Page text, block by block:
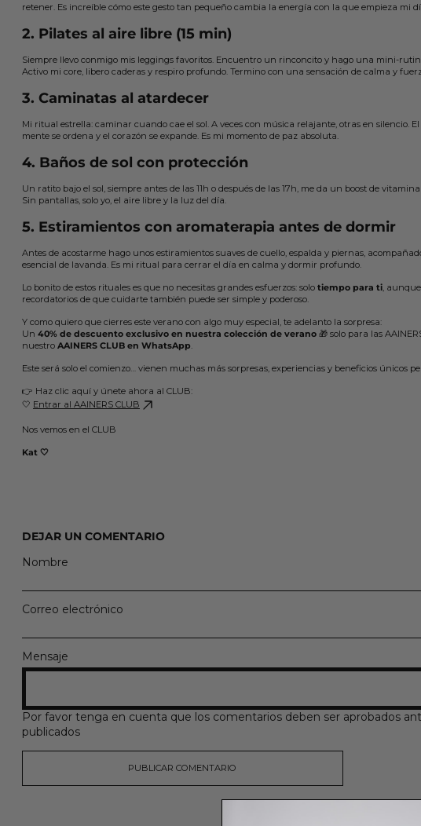
retener. Es increíble cómo este gesto tan pequeño cambia la energía con la que empieza mi
2. Pilates al aire libre (15 min)
Siempre llevo conmigo mis leggings favoritos. Encuentro un rinconcito y hago una mini-
Activo mi core, libero caderas y respiro profundo. Termino con una sensación de calma y
3. Caminatas al atardecer
Mi ritual estrella: caminar cuando cae el sol. A veces con música relajante, otras en silencio.
mente se ordena y el corazón se expande. Es mi momento de paz absoluta.
4. Baños de sol con protección
Un ratito bajo el sol, siempre antes de las 11h o después de las 17h, me da un boost de
Sin pantallas, solo yo, el aire libre y la luz del día.
5. Estiramientos con aromaterapia antes de dormir
Antes de acostarme hago unos estiramientos suaves de cuello, espalda y piernas,
esencial de lavanda. Es mi ritual para cerrar el día en calma y dormir profundo.
Lo bonito de estos rituales es que no necesitas grandes esfuerzos: solo tiempo para ti,
recordatorios de que cuidarte también puede ser simple y poderoso.
Y como quiero que cierres este verano con algo muy especial, te adelanto la sorpresa:
Un 40% de descuento exclusivo en nuestra colección de verano 🎁 solo para las
nuestro AAINERS CLUB en WhatsApp.
Este será solo el comienzo… vienen muchas más sorpresas, experiencias y beneficios únicos
👉 Haz clic aquí y únete ahora al CLUB:
🤍 Entrar al AAINERS CLUB
Nos vemos en el CLUB
Kat 🤍
DEJAR UN COMENTARIO
Nombre
Correo electrónico
Mensaje
Por favor tenga en cuenta que los comentarios deben ser aprobados
publicados